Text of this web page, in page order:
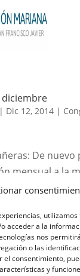
acceder a la
nos
o las
el consentimiento,
y
diciembre
| Dic 12, 2014|
De nuevo
mensual a la
navideñas,
Iremos
No os